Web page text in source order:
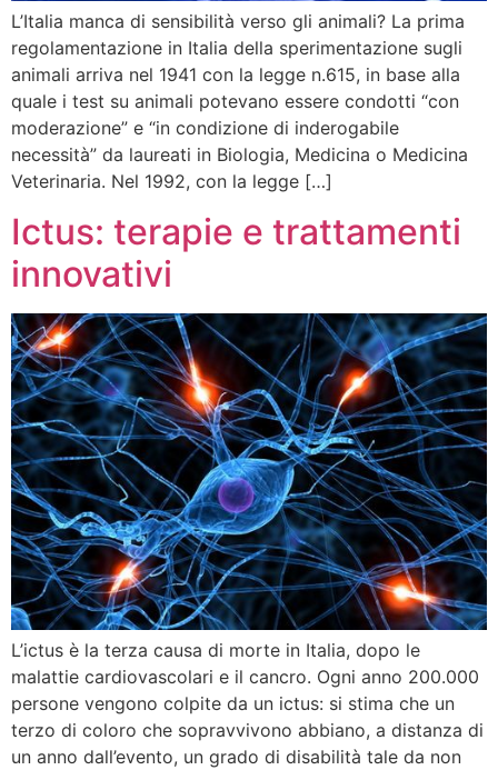
L’Italia manca di sensibilità verso gli animali? La prima
regolamentazione in Italia della sperimentazione sugli
animali arriva nel 1941 con la legge n.615, in base alla
quale i test su animali potevano essere condotti “con
moderazione” e “in condizione di inderogabile
necessità” da laureati in Biologia, Medicina o Medicina
Veterinaria. Nel 1992, con la legge […]
Ictus: terapie e trattamenti
innovativi
L’ictus è la terza causa di morte in Italia, dopo le
malattie cardiovascolari e il cancro. Ogni anno 200.000
persone vengono colpite da un ictus: si stima che un
terzo di coloro che sopravvivono abbiano, a distanza di
un anno dall’evento, un grado di disabilità tale da non